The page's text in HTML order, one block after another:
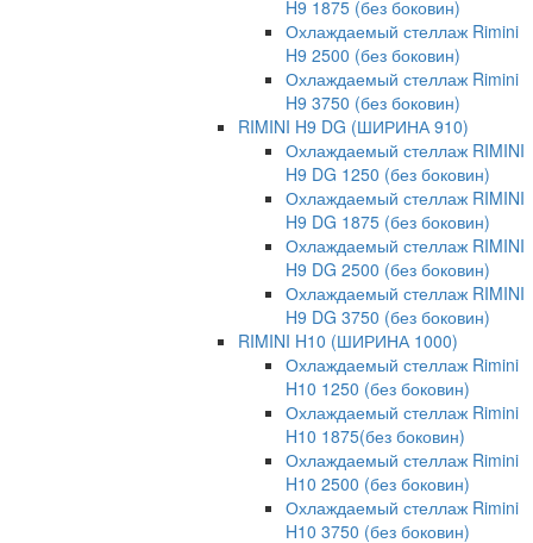
H9 1875 (без боковин)
Охлаждаемый стеллаж Rimini
H9 2500 (без боковин)
Охлаждаемый стеллаж Rimini
H9 3750 (без боковин)
RIMINI H9 DG (ШИРИНА 910)
Охлаждаемый стеллаж RIMINI
H9 DG 1250 (без боковин)
Охлаждаемый стеллаж RIMINI
H9 DG 1875 (без боковин)
Охлаждаемый стеллаж RIMINI
H9 DG 2500 (без боковин)
Охлаждаемый стеллаж RIMINI
H9 DG 3750 (без боковин)
RIMINI H10 (ШИРИНА 1000)
Охлаждаемый стеллаж Rimini
H10 1250 (без боковин)
Охлаждаемый стеллаж Rimini
H10 1875(без боковин)
Охлаждаемый стеллаж Rimini
H10 2500 (без боковин)
Охлаждаемый стеллаж Rimini
H10 3750 (без боковин)